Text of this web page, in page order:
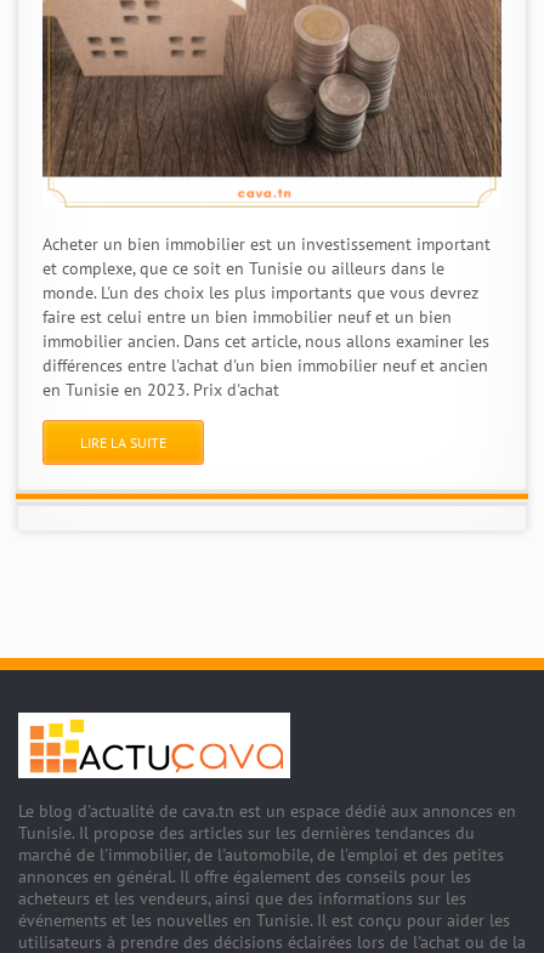
Acheter un bien immobilier est un investissement important
et complexe, que ce soit en Tunisie ou ailleurs dans le
monde. L'un des choix les plus importants que vous devrez
faire est celui entre un bien immobilier neuf et un bien
immobilier ancien. Dans cet article, nous allons examiner les
différences entre l'achat d'un bien immobilier neuf et ancien
en Tunisie en 2023. Prix d'achat
LIRE LA SUITE
Le blog d'actualité de cava.tn est un espace dédié aux annonces en
Tunisie. Il propose des articles sur les dernières tendances du
marché de l'immobilier, de l'automobile, de l'emploi et des petites
annonces en général. Il offre également des conseils pour les
acheteurs et les vendeurs, ainsi que des informations sur les
événements et les nouvelles en Tunisie. Il est conçu pour aider les
utilisateurs à prendre des décisions éclairées lors de l'achat ou de la